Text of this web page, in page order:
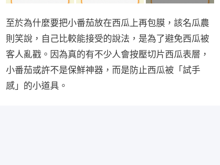
至於為什麼要把小番茄放在西瓜上再包膜，該名瓜農
則笑說，自己比較能接受的說法，是為了避免西瓜被
客人亂戳。因為真的有不少人會按壓切片西瓜表層，
小番茄或許不是保鮮神器，而是防止西瓜被「試手
感」的小道具。